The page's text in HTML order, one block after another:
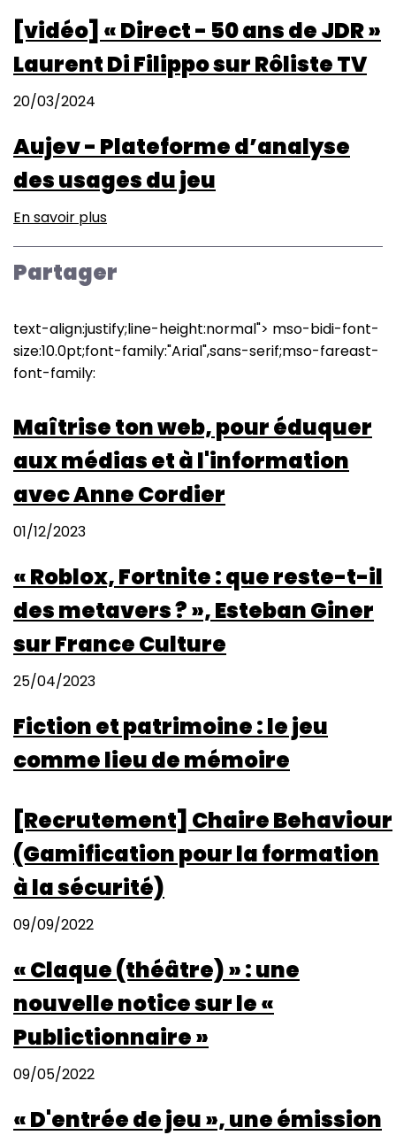
[vidéo] « Direct - 50 ans de JDR »
Laurent Di Filippo sur Rôliste TV
20/03/2024
Aujev - Plateforme d’analyse
des usages du jeu
En savoir plus
Plateforme
des
usages
Partager
text-align:justify;line-height:normal"> mso-bidi-font-
size:10.0pt;font-family:"Arial",sans-serif;mso-fareast-
font-family:
Maîtrise ton web, pour éduquer
aux médias et à l'information
avec Anne Cordier
01/12/2023
« Roblox, Fortnite : que reste-t-il
des metavers ? », Esteban Giner
sur France Culture
25/04/2023
Fiction et patrimoine : le jeu
comme lieu de mémoire
[Recrutement] Chaire Behaviour
(Gamification pour la formation
à la sécurité)
09/09/2022
« Claque (théâtre) » : une
nouvelle notice sur le «
Publictionnaire »
09/05/2022
« D'entrée de jeu », une émission